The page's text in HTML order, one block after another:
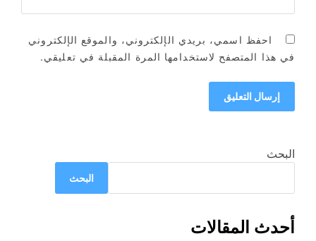
احفظ اسمي، بريدي الإلكتروني، والموقع الإلكتروني
في هذا المتصفح لاستخدامها المرة المقبلة في تعليقي.
البحث
البحث
أحدث المقالات